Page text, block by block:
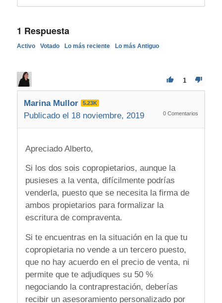
1 Respuesta
Activo Votado Lo más reciente Lo más Antiguo
1
Marina Mullor 5.23K
Publicado el 18 noviembre, 2019 0 Comentarios
Apreciado Alberto,
Si los dos sois copropietarios, aunque la
pusieses a la venta, difícilmente podrías
venderla, puesto que se necesita la firma de
ambos propietarios para formalizar la
escritura de compraventa.
Si te encuentras en la situación en la que tu
copropietaria no vende a un tercero puesto,
que no hay acuerdo en el precio de venta, ni
permite que te adjudiques su 50 %
negociando la contraprestación, deberías
recibir un asesoramiento personalizado por